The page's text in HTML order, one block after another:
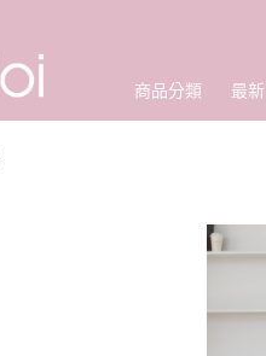
商品分類 最